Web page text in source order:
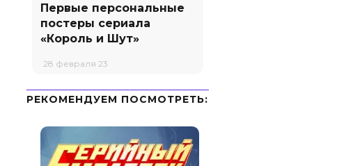
Первые персональные
постеры сериала
«Король и Шут»
28 февраля 23
РЕКОМЕНДУЕМ ПОСМОТРЕТЬ: